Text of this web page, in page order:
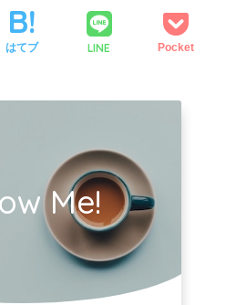
はてブ LINE Pocket
Me!